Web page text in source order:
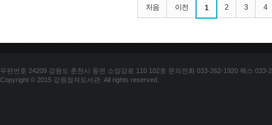
처음 이전 1 2 3 4
우편번호 24209 강원도 춘천시 동면 소양강로 110 102호 문의전화 033-262-1920 팩스 033-
Copyright © 2015 강원점자도서관. All rights reserved.